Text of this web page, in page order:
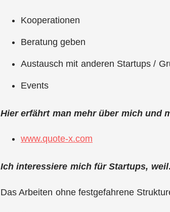
Kooperationen
Beratung geben
Austausch mit anderen Startups /
Events
Hier erfährt man mehr über mich und
www.quote-x.com
Ich interessiere mich für Startups,
Das Arbeiten ohne festgefahrene